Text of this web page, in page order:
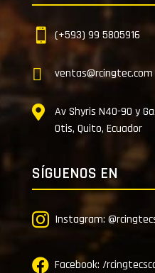
 (+593) 99 5805916
 ventas@rcingtec.com

Av Shyris N40-90 y
Otis, Quito, Ecuador
SÍGUENOS EN
 Instagram:
 Facebook: /